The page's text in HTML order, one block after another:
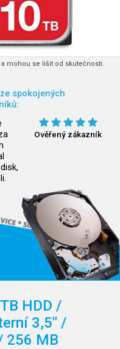
mohou se lišit od skutečnosti.
spokojených
Ověřený zákazník
HDD /
3,5" /
256 MB